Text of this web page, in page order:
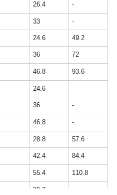
26.4 -
33 -
24.6 49.2
36 72
46.8 93.6
24.6 -
36 -
46.8 -
28.8 57.6
42.4 84.4
55.4 110.8
39.2